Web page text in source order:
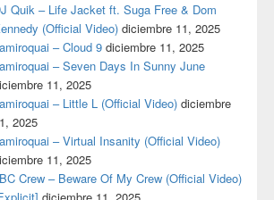
Quik – Life Jacket ft. Suga Free & Dom
(Official Video) diciembre 11, 2025
– Cloud 9 diciembre 11, 2025
– Seven Days In Sunny June
11, 2025
– Little L (Official Video) diciembre
2025
– Virtual Insanity (Official Video)
11, 2025
Crew – Beware Of My Crew (Official Video)